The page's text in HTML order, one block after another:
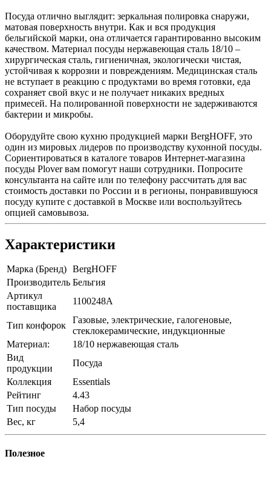
Посуда отлично выглядит: зеркальная полировка снаружи,
матовая поверхность внутри. Как и вся продукция
бельгийской марки, она отличается гарантированно высоким
качеством. Материал посуды нержавеющая сталь 18/10 –
хирургическая сталь, гигиеничная, экологически чистая,
устойчивая к коррозии и повреждениям. Медицинская сталь
не вступает в реакцию с продуктами во время готовки, еда
сохраняет свой вкус и не получает никаких вредных
примесей. На полированной поверхности не задерживаются
бактерии и микробы.
Оборудуйте свою кухню продукцией марки BergHOFF, это
один из мировых лидеров по производству кухонной посуды.
Сориентироваться в каталоге товаров Интернет-магазина
посуды Plover вам помогут наши сотрудники. Попросите
консультанта на сайте или по телефону рассчитать для вас
стоимость доставки по России и в регионы, понравившуюся
посуду купите с доставкой в Москве или воспользуйтесь
опцией самовывоза.
Характеристики
Марка (Бренд) BergHOFF
Производитель Бельгия
Артикул
поставщика
1100248A
Тип конфорок
Газовые, электрические, галогеновые,
стеклокерамические, индукционные
Материал:
18/10 нержавеющая сталь
Вид
продукции
Посуда
Коллекция
Essentials
Рейтинг
4.43
Тип посуды
Набор посуды
Вес, кг
5,4
Полезное